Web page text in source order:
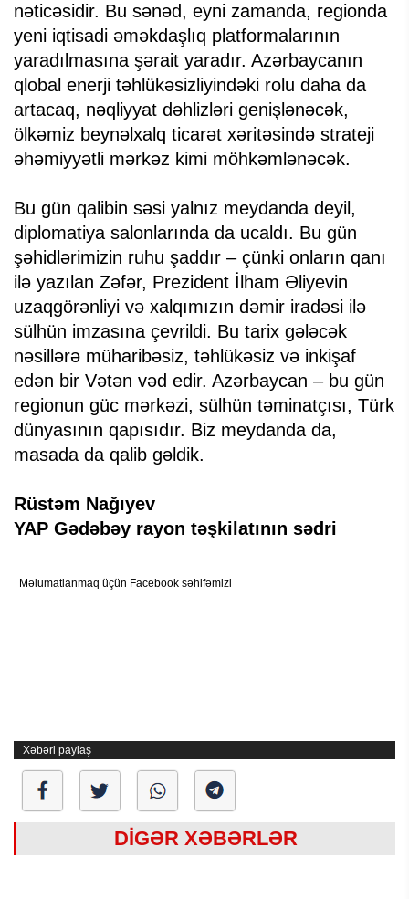
nəticəsidir. Bu sənəd, eyni zamanda, regionda
yeni iqtisadi əməkdaşlıq platformalarının
yaradılmasına şərait yaradır. Azərbaycanın
qlobal enerji təhlükəsizliyindəki rolu daha da
artacaq, nəqliyyat dəhlizləri genişlənəcək,
ölkəmiz beynəlxalq ticarət xəritəsində strateji
əhəmiyyətli mərkəz kimi möhkəmlənəcək.
Bu gün qalibin səsi yalnız meydanda deyil,
diplomatiya salonlarında da ucaldı. Bu gün
şəhidlərimizin ruhu şaddır – çünki onların qanı
ilə yazılan Zəfər, Prezident İlham Əliyevin
uzaqgörənliyi və xalqımızın dəmir iradəsi ilə
sülhün imzasına çevrildi. Bu tarix gələcək
nəsillərə müharibəsiz, təhlükəsiz və inkişaf
edən bir Vətən vəd edir. Azərbaycan – bu gün
regionun güc mərkəzi, sülhün təminatçısı, Türk
dünyasının qapısıdır. Biz meydanda da,
masada da qalib gəldik.
Rüstəm Nağıyev
YAP Gədəbəy rayon təşkilatının sədri
Məlumatlanmaq üçün Facebook səhifəmizi
Xəbəri paylaş
DİGƏR XƏBƏRLƏR